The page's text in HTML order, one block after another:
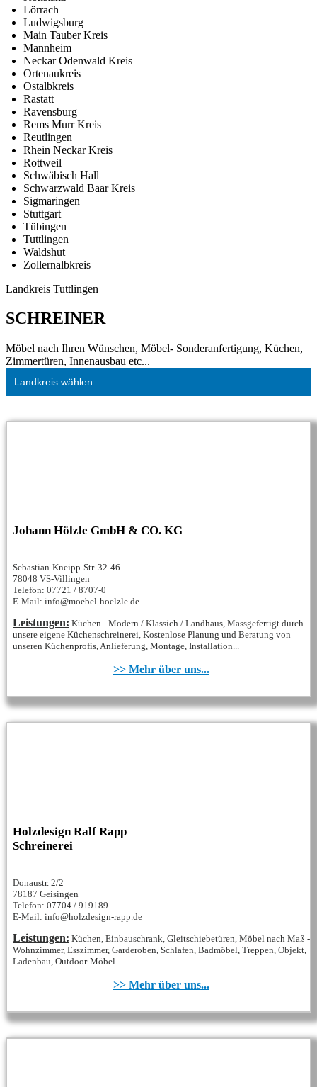
Lörrach
Ludwigsburg
Main Tauber Kreis
Mannheim
Neckar Odenwald Kreis
Ortenaukreis
Ostalbkreis
Rastatt
Ravensburg
Rems Murr Kreis
Reutlingen
Rhein Neckar Kreis
Rottweil
Schwäbisch Hall
Schwarzwald Baar Kreis
Sigmaringen
Stuttgart
Tübingen
Tuttlingen
Waldshut
Zollernalbkreis
Landkreis Tuttlingen
SCHREINER
Möbel nach Ihren Wünschen, Möbel- Sonderanfertigung, Küchen,
Zimmertüren, Innenausbau etc...
Landkreis wählen...
Johann Hölzle GmbH & CO. KG
Sebastian-Kneipp-Str. 32-46
78048 VS-Villingen
Telefon: 07721 / 8707-0
E-Mail: info@moebel-hoelzle.de
Leistungen: Küchen - Modern / Klassich / Landhaus, Massgefertigt durch
unsere eigene Küchenschreinerei, Kostenlose Planung und Beratung von
unseren Küchenprofis, Anlieferung, Montage, Installation...
>> Mehr über uns...
Holzdesign Ralf Rapp
Schreinerei
Donaustr. 2/2
78187 Geisingen
Telefon: 07704 / 919189
E-Mail: info@holzdesign-rapp.de
Leistungen: Küchen, Einbauschrank, Gleitschiebetüren, Möbel nach Maß -
Wohnzimmer, Esszimmer, Garderoben, Schlafen, Badmöbel, Treppen, Objekt,
Ladenbau, Outdoor-Möbel...
>> Mehr über uns...